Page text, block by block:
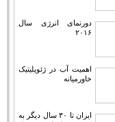
دورنمای انرژی سال
۲۰۱۶
اهمیت آب در ژئوپلیتیک
خاورمیانه
ایران تا ۳۰ سال دیگر به